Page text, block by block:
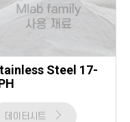
Steel 17-
데이터시트